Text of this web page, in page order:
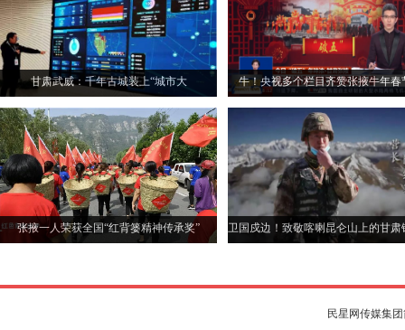
甘肃武威：千年古城装上“城市大
脑”以“智”提“质”探新径
牛！央视多个栏目齐赞张掖牛年春
张掖一人荣获全国“红背篓精神传承奖” 卫国戍边！致敬喀喇昆仑山上的甘肃
民星网传媒集